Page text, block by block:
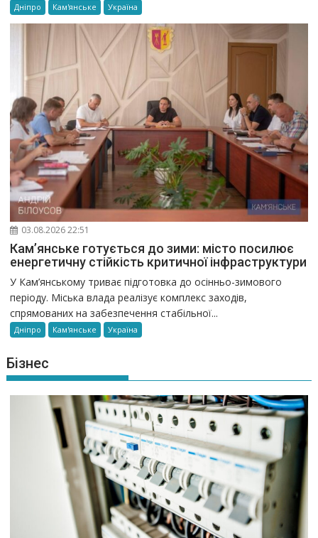
Дніпро Кам'янське Україна
03.08.2026 22:51
Кам’янське готується до зими: місто посилює
енергетичну стійкість критичної інфраструктури
У Кам’янському триває підготовка до осінньо-зимового
періоду. Міська влада реалізує комплекс заходів,
спрямованих на забезпечення стабільної...
Дніпро Кам'янське Україна
Бізнес